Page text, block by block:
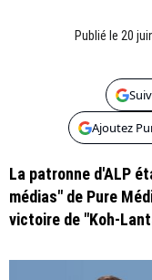
Publié le 20
Ajoutez
La patronne d'ALP
médias" de Pure
victoire de "Koh-